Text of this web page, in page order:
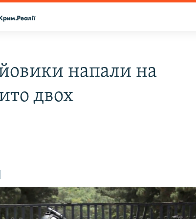
напали на
двох